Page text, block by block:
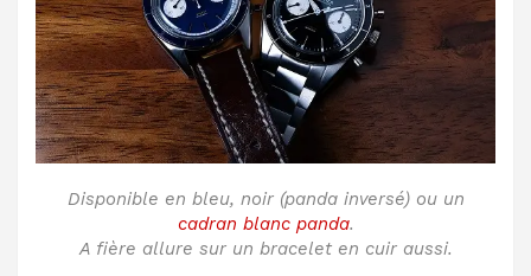
Disponible en bleu, noir (panda inversé) ou un
cadran blanc panda.
A fière allure sur un bracelet en cuir aussi.